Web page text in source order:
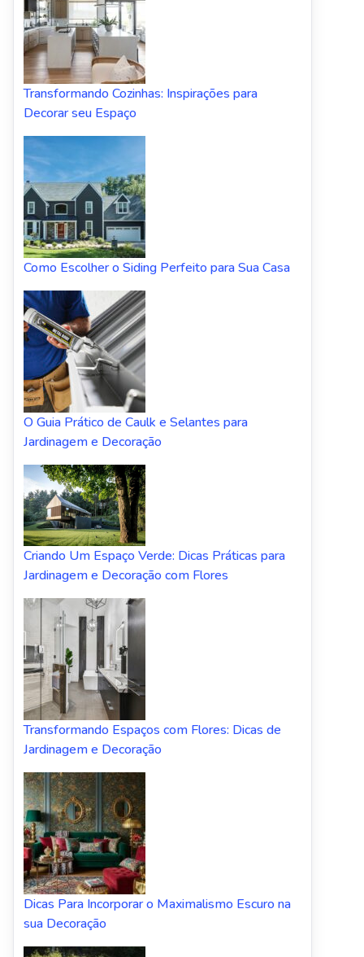
Transformando Cozinhas: Inspirações para
Decorar seu Espaço
Como Escolher o Siding Perfeito para Sua Casa
O Guia Prático de Caulk e Selantes para
Jardinagem e Decoração
Criando Um Espaço Verde: Dicas Práticas para
Jardinagem e Decoração com Flores
Transformando Espaços com Flores: Dicas de
Jardinagem e Decoração
Dicas Para Incorporar o Maximalismo Escuro na
sua Decoração